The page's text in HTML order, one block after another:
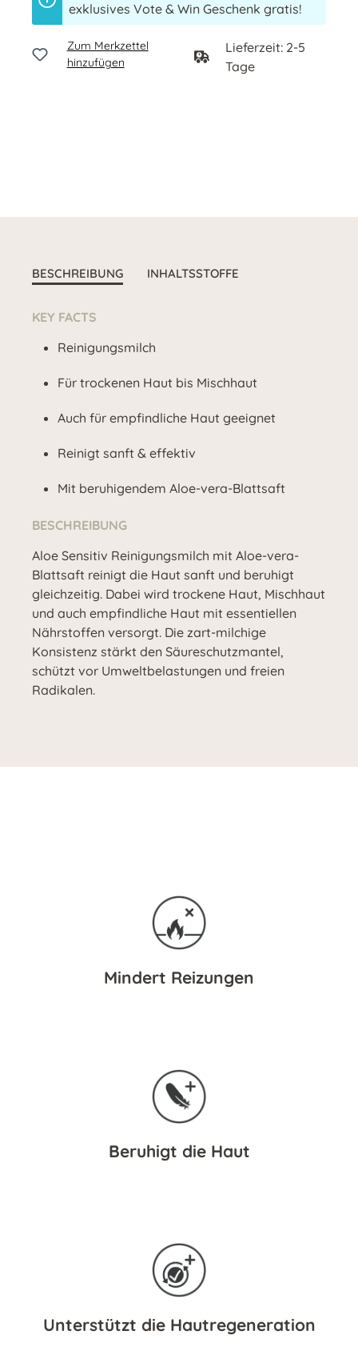
exklusives Vote & Win Geschenk gratis!
Zum Merkzettel
hinzufügen
Lieferzeit: 2-5
Tage
BESCHREIBUNG INHALTSSTOFFE
KEY FACTS
Reinigungsmilch
Für trockenen Haut bis Mischhaut
Auch für empfindliche Haut geeignet
Reinigt sanft & effektiv
Mit beruhigendem Aloe-vera-Blattsaft
BESCHREIBUNG
Aloe Sensitiv Reinigungsmilch mit Aloe-vera-
Blattsaft reinigt die Haut sanft und beruhigt
gleichzeitig. Dabei wird trockene Haut, Mischhaut
und auch empfindliche Haut mit essentiellen
Nährstoffen versorgt. Die zart-milchige
Konsistenz stärkt den Säureschutzmantel,
schützt vor Umweltbelastungen und freien
Radikalen.
Mindert Reizungen
Beruhigt die Haut
Unterstützt die Hautregeneration